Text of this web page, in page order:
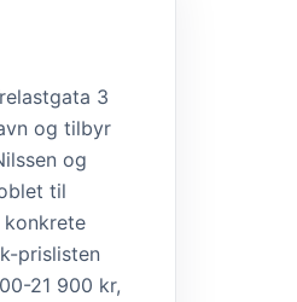
3
og tilbyr
og
til
prislisten
21 900 kr,